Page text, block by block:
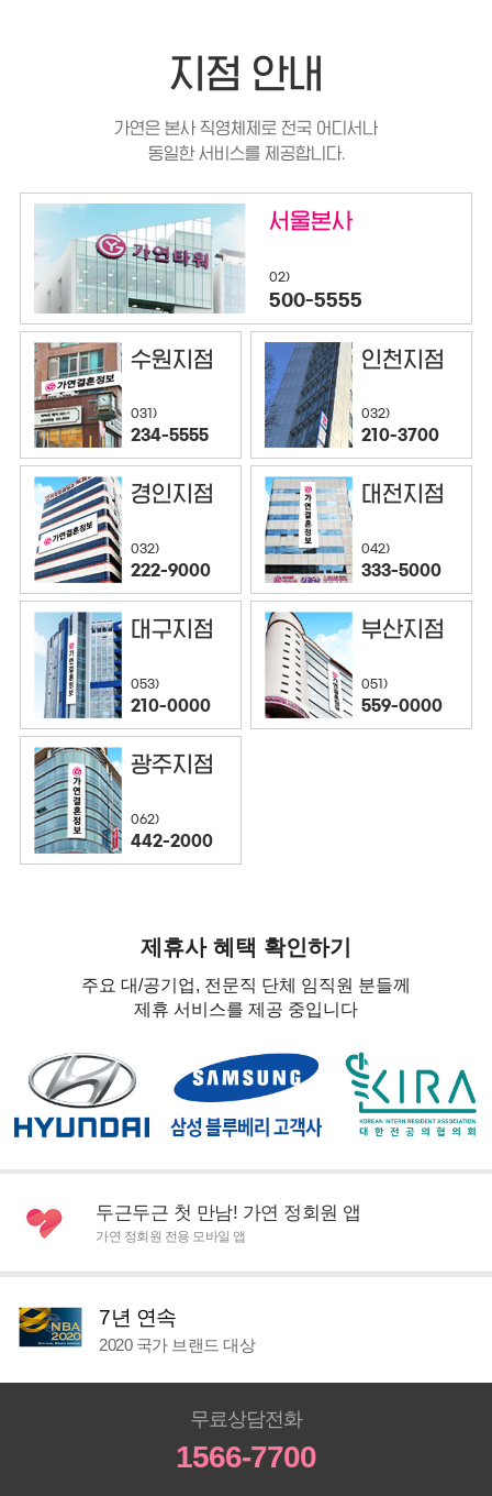
지점 안내
가연은 본사 직영체제로 전국 어디서나
동일한 서비스를 제공합니다.
서울본사
02)
500-5555
수원지점
031)
234-5555
인천지점
032)
210-3700
경인지점
032)
222-9000
대전지점
042)
333-5000
대구지점
053)
210-0000
부산지점
051)
559-0000
광주지점
062)
442-2000
제휴사 혜택 확인하기
주요 대/공기업, 전문직 단체 임직원 분들께
제휴 서비스를 제공 중입니다
두근두근 첫 만남! 가연 정회원 앱
가연 정회원 전용 모바일 앱
7년 연속
2020 국가 브랜드 대상
무료상담전화
1566-7700